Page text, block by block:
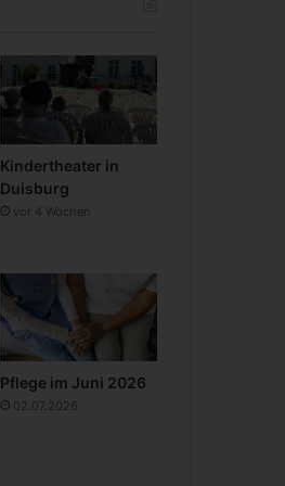
Kindertheater in
Duisburg
vor 4 Wochen
Pflege im Juni 2026
02.07.2026